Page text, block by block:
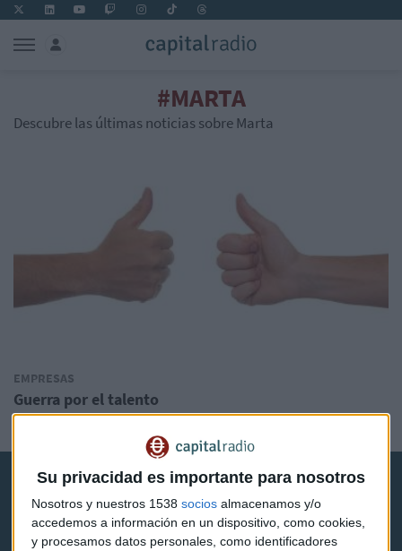
Su privacidad es importante para nosotros
Nosotros y nuestros 1538 socios almacenamos y/o
accedemos a información en un dispositivo, como cookies,
y procesamos datos personales, como identificadores
#MARTA
Descubre las últimas noticias sobre Marta
EMPRESAS
Guerra por el talento